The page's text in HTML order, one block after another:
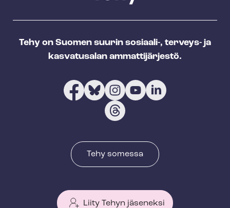
Tehy on Suomen suurin sosiaali-, terveys- ja
kasvatusalan ammattijärjestö.
Tehy somessa
Liity Tehyn jäseneksi